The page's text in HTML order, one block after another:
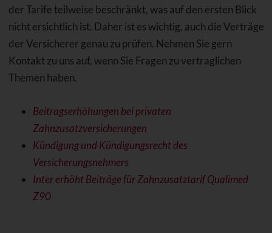
der Tarife teilweise beschränkt, was auf den ersten Blick
nicht ersichtlich ist. Daher ist es wichtig, auch die Verträge
der Versicherer genau zu prüfen. Nehmen Sie gern
Kontakt zu uns auf, wenn Sie Fragen zu vertraglichen
Themen haben.
Beitragserhöhungen bei privaten
Zahnzusatzversicherungen
Kündigung und Kündigungsrecht des
Versicherungsnehmers
Inter erhöht Beiträge für Zahnzusatztarif Qualimed
Z90